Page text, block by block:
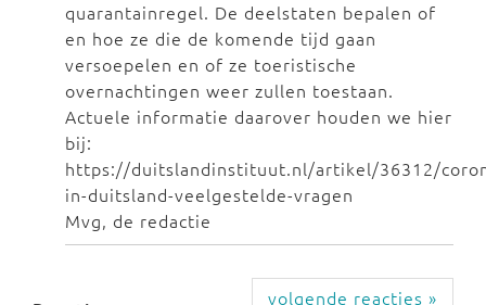
quarantainregel. De deelstaten bepalen of
en hoe ze die de komende tijd gaan
versoepelen en of ze toeristische
overnachtingen weer zullen toestaan.
Actuele informatie daarover houden we hier
bij:
https://duitslandinstituut.nl/artikel/36312/
in-duitsland-veelgestelde-vragen
Mvg, de redactie
volgende reacties »